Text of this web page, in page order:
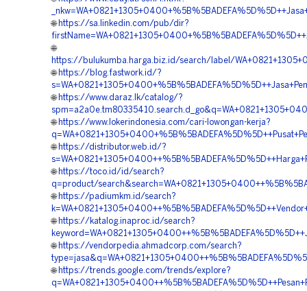
🌐 https://sa.linkedin.com/pub/dir?
🌐
https://bulukumba.harga.biz.id/search/label/
🌐 https://blog.fastwork.id/?
🌐 https://www.daraz.lk/catalog/?
🌐 https://www.lokerindonesia.com/cari-lowongan-kerja?
🌐 https://distributor.web.id/?
🌐 https://toco.id/id/search?
q=product/
🌐 https://padiumkm.id/search?
🌐 https://katalog.inaproc.id/search?
🌐 https://vendorpedia.ahmadcorp.com/search?
🌐 https://trends.google.com/trends/explore?